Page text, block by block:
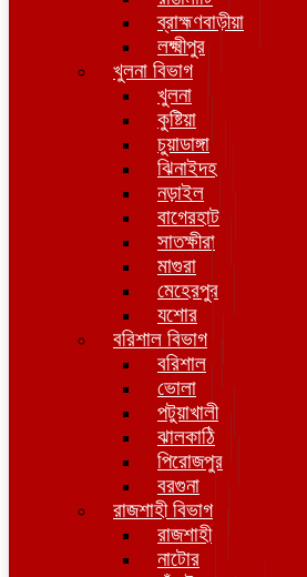
ব্রাহ্মণবাড়ীয়া
লক্ষ্মীপুর
খুলনা বিভাগ
খুলনা
কুষ্টিয়া
চুয়াডাঙ্গা
ঝিনাইদহ
নড়াইল
বাগেরহাট
সাতক্ষীরা
মাগুরা
মেহেরপুর
যশোর
বরিশাল বিভাগ
বরিশাল
ভোলা
পটুয়াখালী
ঝালকাঠি
পিরোজপুর
বরগুনা
রাজশাহী বিভাগ
রাজশাহী
নাটোর